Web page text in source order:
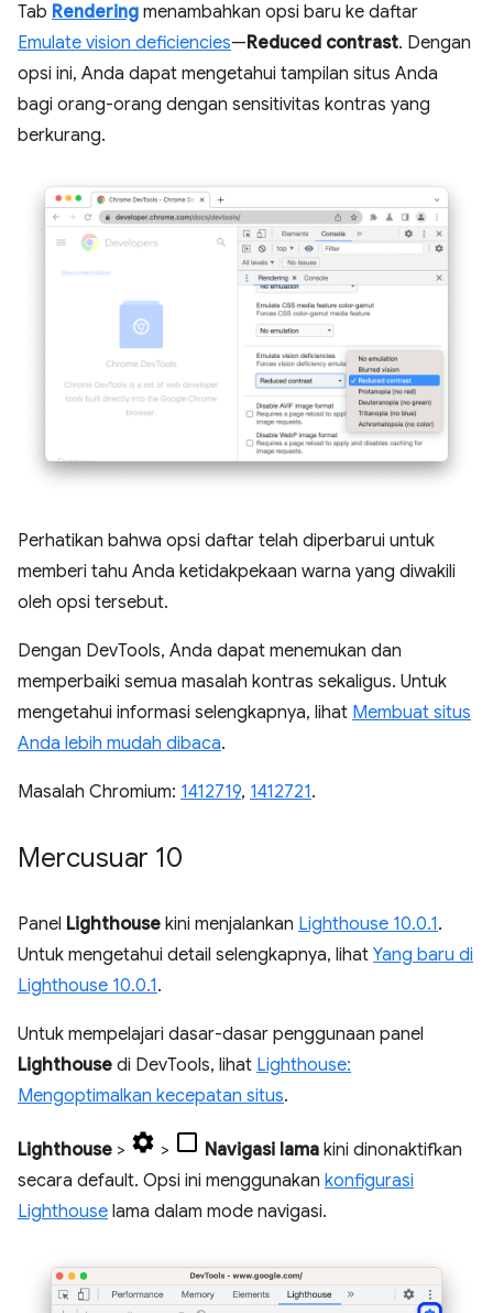
Tab Rendering menambahkan opsi baru ke daftar
Emulate vision deficiencies—Reduced contrast. Dengan
opsi ini, Anda dapat mengetahui tampilan situs Anda
bagi orang-orang dengan sensitivitas kontras yang
berkurang.
Perhatikan bahwa opsi daftar telah diperbarui untuk
memberi tahu Anda ketidakpekaan warna yang diwakili
oleh opsi tersebut.
Dengan DevTools, Anda dapat menemukan dan
memperbaiki semua masalah kontras sekaligus. Untuk
mengetahui informasi selengkapnya, lihat Membuat situs
Anda lebih mudah dibaca.
Masalah Chromium: 1412719, 1412721.
Mercusuar 10
Panel Lighthouse kini menjalankan Lighthouse 10.0.1.
Untuk mengetahui detail selengkapnya, lihat Yang baru di
Lighthouse 10.0.1.
Untuk mempelajari dasar-dasar penggunaan panel
Lighthouse di DevTools, lihat Lighthouse:
Mengoptimalkan kecepatan situs.
Lighthouse > > Navigasi lama kini dinonaktifkan
secara default. Opsi ini menggunakan konfigurasi
Lighthouse lama dalam mode navigasi.